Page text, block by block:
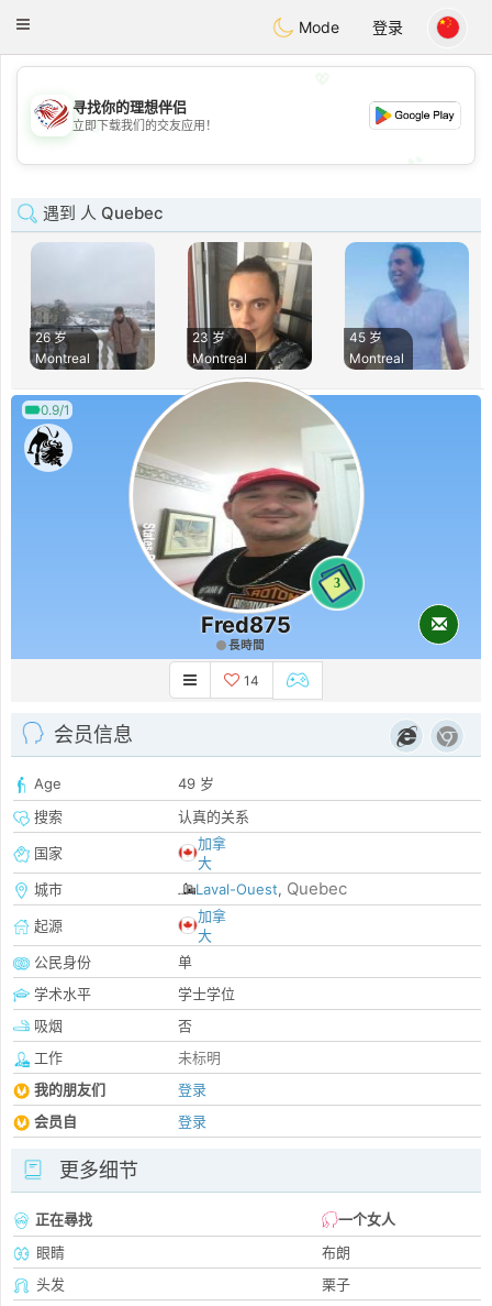
Dating
Toggle
Mode 登录
💖
💕
寻找你的理想伴侣
立即下载我们的交友应用！
遇到 人 Quebec
26 岁
Montreal
23 岁
Montreal
45 岁
Montreal
0.9/1
3
Fred875
長時間
14
会员信息
Age
49 岁
搜索
认真的关系
国家
加拿
大
城市
Laval-Ouest, Quebec
起源
加拿
大
公民身份
单
学术水平
学士学位
吸烟
否
工作
未标明
我的朋友们
登录
会员自
登录
更多细节
正在尋找
一个女人
眼睛
布朗
头发
栗子